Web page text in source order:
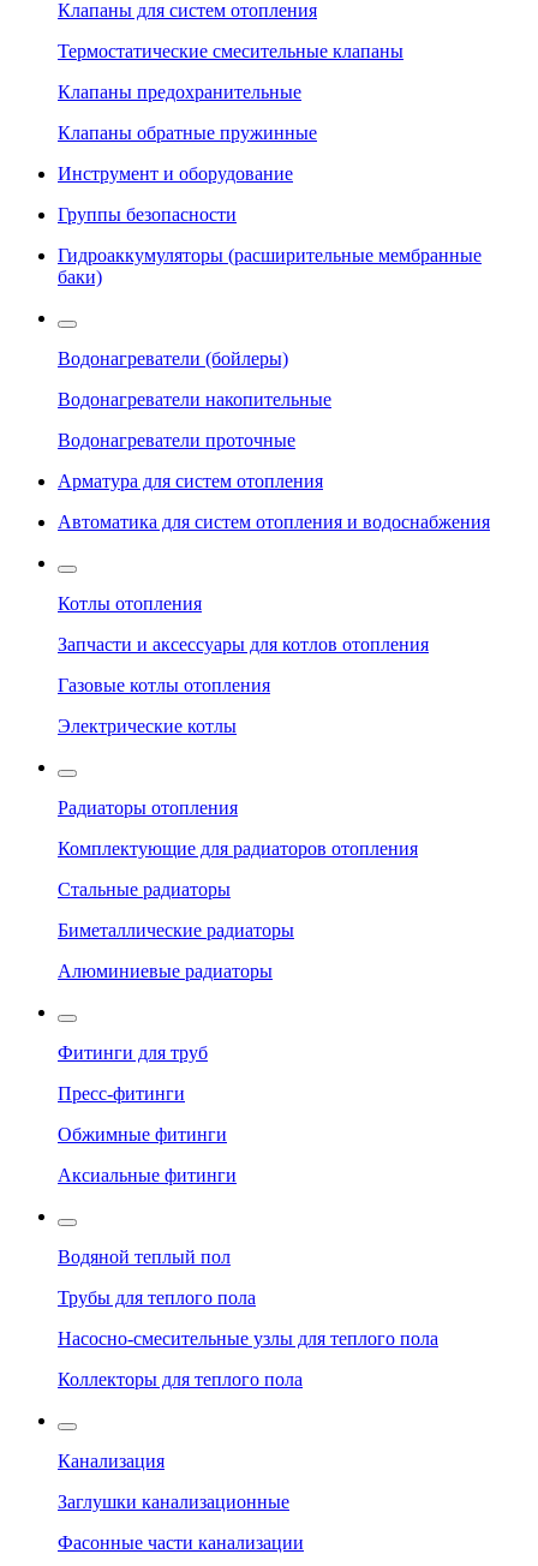
Клапаны для систем отопления
Термостатические смесительные клапаны
Клапаны предохранительные
Клапаны обратные пружинные
Инструмент и оборудование
Группы безопасности
Гидроаккумуляторы (расширительные мембранные
баки)
Водонагреватели (бойлеры)
Водонагреватели накопительные
Водонагреватели проточные
Арматура для систем отопления
Автоматика для систем отопления и водоснабжения
Котлы отопления
Запчасти и аксессуары для котлов отопления
Газовые котлы отопления
Электрические котлы
Радиаторы отопления
Комплектующие для радиаторов отопления
Стальные радиаторы
Биметаллические радиаторы
Алюминиевые радиаторы
Фитинги для труб
Пресс-фитинги
Обжимные фитинги
Аксиальные фитинги
Водяной теплый пол
Трубы для теплого пола
Насосно-смесительные узлы для теплого пола
Коллекторы для теплого пола
Канализация
Заглушки канализационные
Фасонные части канализации